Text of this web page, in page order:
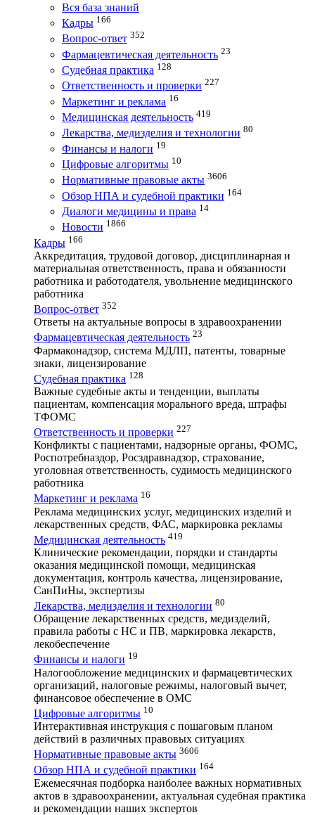
Вся база знаний
Кадры 166
Вопрос-ответ 352
Фармацевтическая деятельность 23
Судебная практика 128
Ответственность и проверки 227
Маркетинг и реклама 16
Медицинская деятельность 419
Лекарства, медизделия и технологии 80
Финансы и налоги 19
Цифровые алгоритмы 10
Нормативные правовые акты 3606
Обзор НПА и судебной практики 164
Диалоги медицины и права 14
Новости 1866
Кадры 166
Аккредитация, трудовой договор, дисциплинарная и
материальная ответственность, права и обязанности
работника и работодателя, увольнение медицинского
работника
Вопрос-ответ 352
Ответы на актуальные вопросы в здравоохранении
Фармацевтическая деятельность 23
Фармаконадзор, система МДЛП, патенты, товарные
знаки, лицензирование
Судебная практика 128
Важные судебные акты и тенденции, выплаты
пациентам, компенсация морального вреда, штрафы
ТФОМС
Ответственность и проверки 227
Конфликты с пациентами, надзорные органы, ФОМС,
Роспотребназдор, Росздравнадзор, страхование,
уголовная ответственность, судимость медицинского
работника
Маркетинг и реклама 16
Реклама медицинских услуг, медицинских изделий и
лекарственных средств, ФАС, маркировка рекламы
Медицинская деятельность 419
Клинические рекомендации, порядки и стандарты
оказания медицинской помощи, медицинская
документация, контроль качества, лицензирование,
СанПиНы, экспертизы
Лекарства, медизделия и технологии 80
Обращение лекарственных средств, медизделий,
правила работы с НС и ПВ, маркировка лекарств,
лекобеспечение
Финансы и налоги 19
Налогообложение медицинских и фармацевтических
организаций, налоговые режимы, налоговый вычет,
финансовое обеспечение в ОМС
Цифровые алгоритмы 10
Интерактивная инструкция с пошаговым планом
действий в различных правовых ситуациях
Нормативные правовые акты 3606
Обзор НПА и судебной практики 164
Ежемесячная подборка наиболее важных нормативных
актов в здравоохранении, актуальная судебная практика
и рекомендации наших экспертов